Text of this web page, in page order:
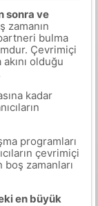
sonra ve
zamanın
bulma
Çevrimiçi
olduğu
kadar
programları
çevrimiçi
zamanları
en büyük